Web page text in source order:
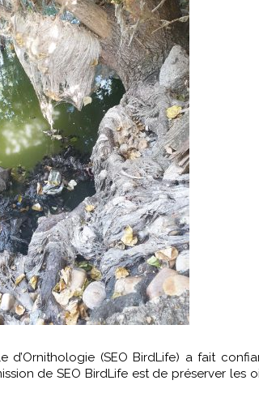
(SEO BirdLife) a fait
de SEO BirdLife est de préserver les